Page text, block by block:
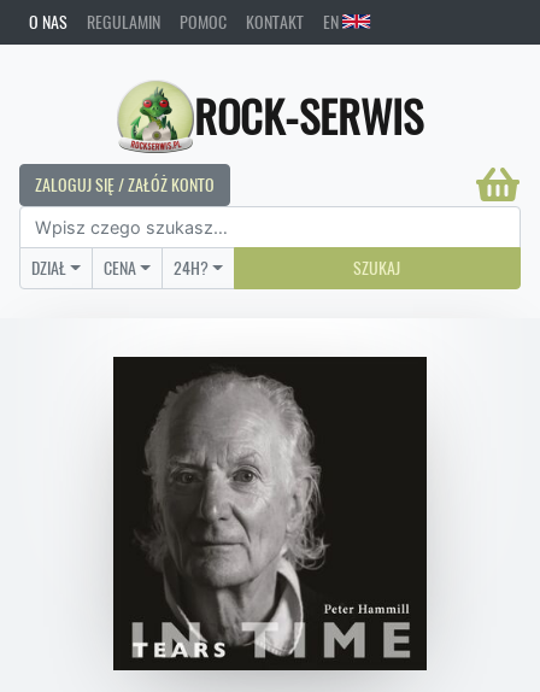
O NAS REGULAMIN POMOC KONTAKT EN
ROCK-SERWIS
ZALOGUJ SIĘ / ZAŁÓŻ KONTO
DZIAŁ CENA 24H? SZUKAJ